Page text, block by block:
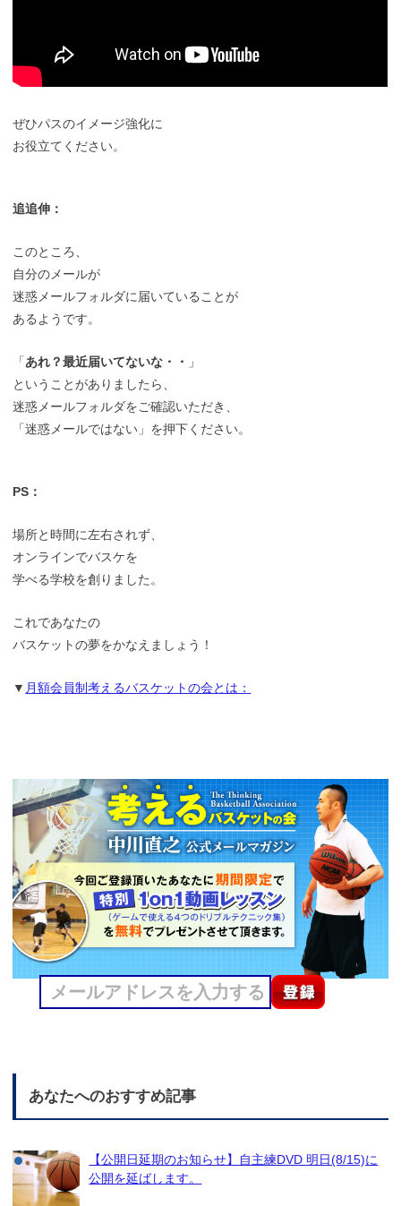
ぜひパスのイメージ強化に
お役立てください。
追追伸：
このところ、
自分のメールが
迷惑メールフォルダに届いていることが
あるようです。
「あれ？最近届いてないな・・
」
ということがありましたら、
迷惑メールフォルダをご確認いただき、
「迷惑メールではない」を押下ください。
PS：
場所と時間に左右されず、
オンラインでバスケを
学べる学校を創りました。
これであなたの
バスケットの夢をかなえましょう！
▼ 月額会員制考えるバスケットの会とは：
あなたへのおすすめ記事
【公開日延期のお知らせ】自主練DVD 明日(8/15)に
公開を延ばします。